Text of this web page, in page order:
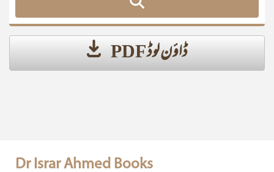
ڈاؤن لوڈ PDF
Dr Israr Ahmed Books